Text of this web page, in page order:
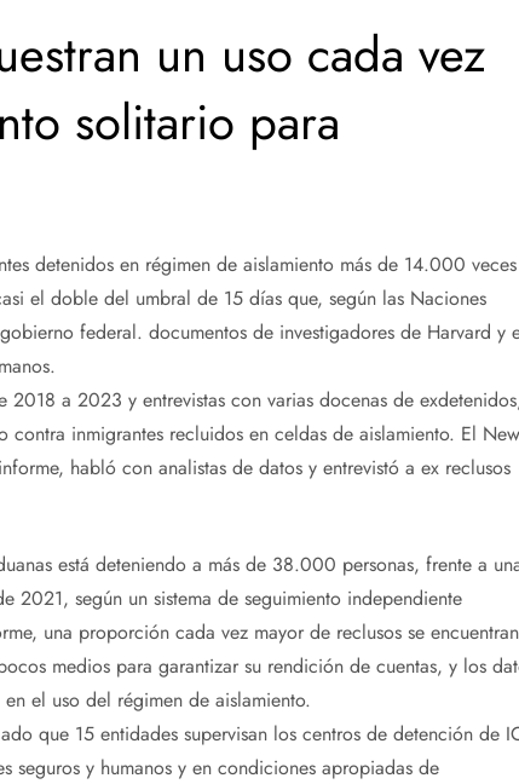
un uso cada vez
solitario para
detenidos en régimen de aislamiento más de 14.000 veces
el doble del umbral de 15 días que, según las Naciones
federal. documentos de investigadores de Harvard y
a 2023 y entrevistas con varias docenas de
inmigrantes recluidos en celdas de aislamiento. El New
habló con analistas de datos y entrevistó a ex reclusos
está deteniendo a más de 38.000 personas, frente a
según un sistema de seguimiento independiente
una proporción cada vez mayor de reclusos se encuentran
medios para garantizar su rendición de cuentas, y los
el uso del régimen de aislamiento.
que 15 entidades supervisan los centros de detención de
seguros y humanos y en condiciones apropiadas de